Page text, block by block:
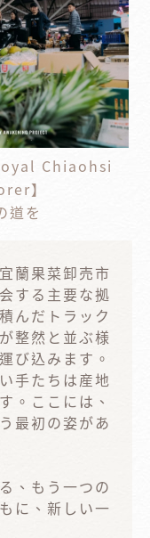
Chiaohsi
】
道を
蘭果菜卸売市
する主要な拠
んだトラック
整然と並ぶ様
び込みます。
手たちは産地
。ここには、
最初の姿があ
、もう一つの
に、新しい一